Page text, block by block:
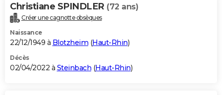
Christiane SPINDLER (72 ans)
Créer une cagnotte obsèques
Naissance
22/12/1949 à Blotzheim (Haut-Rhin)
Décès
02/04/2022 à Steinbach (Haut-Rhin)